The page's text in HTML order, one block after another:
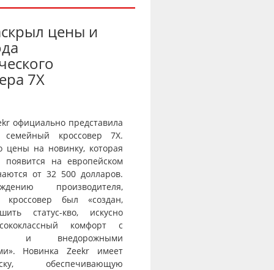
цены и
7X
официально представила
кроссовер 7X.
цены на новинку, которая
появится на европейском
от 32 500 долларов.
производителя,
кроссовер был «создан,
статус-кво, искусно
комфорт с
и внедорожными
Новинка Zeekr имеет
обеспечивающую